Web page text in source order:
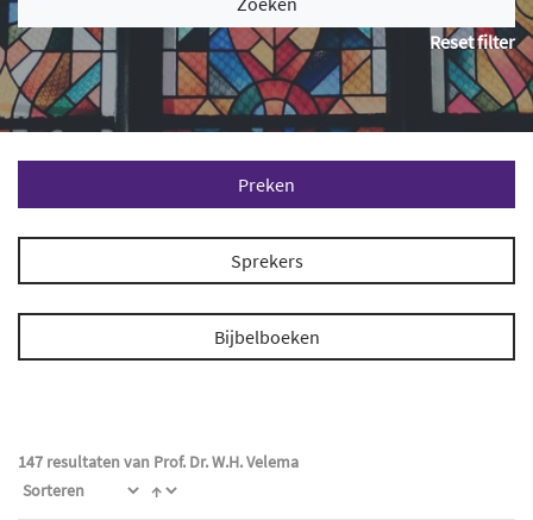
Reset filter
Preken
Sprekers
Bijbelboeken
147 resultaten van Prof. Dr. W.H. Velema